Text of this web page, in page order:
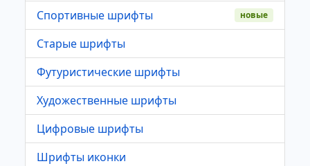
Спортивные шрифты
новые
Старые шрифты
Футуристические шрифты
Художественные шрифты
Цифровые шрифты
Шрифты иконки